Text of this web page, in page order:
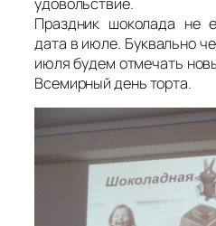
Праздник шоколада не
дата в июле. Буквально
июля будем отмечать
Всемирный день торта.